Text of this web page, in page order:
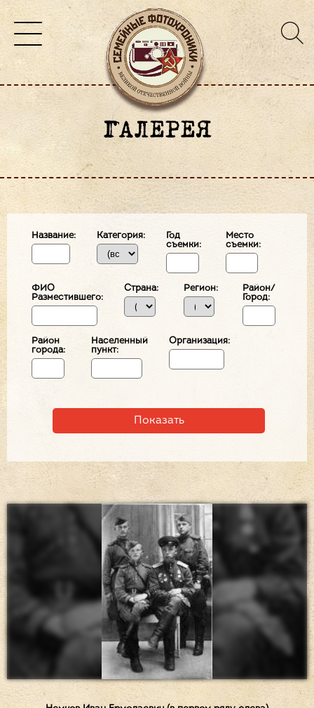
ГАЛЕРЕЯ
Название: Категория:
Год
съемки:
Место
съемки:
ФИО
Разместившего:
Страна: Регион:
Район/
Город:
Район
города:
Населенный
пункт:
Организация: